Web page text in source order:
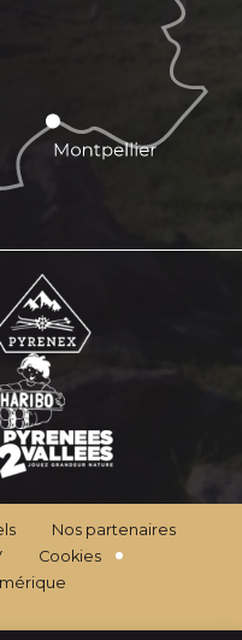
Nos partenaires
Cookies